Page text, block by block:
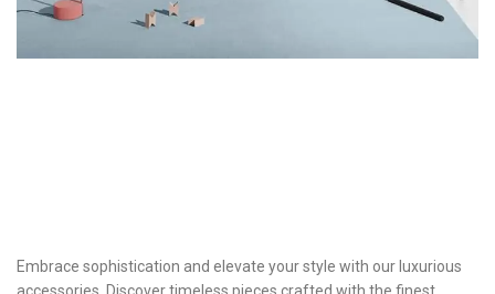
Embrace sophistication and elevate your style with our luxurious